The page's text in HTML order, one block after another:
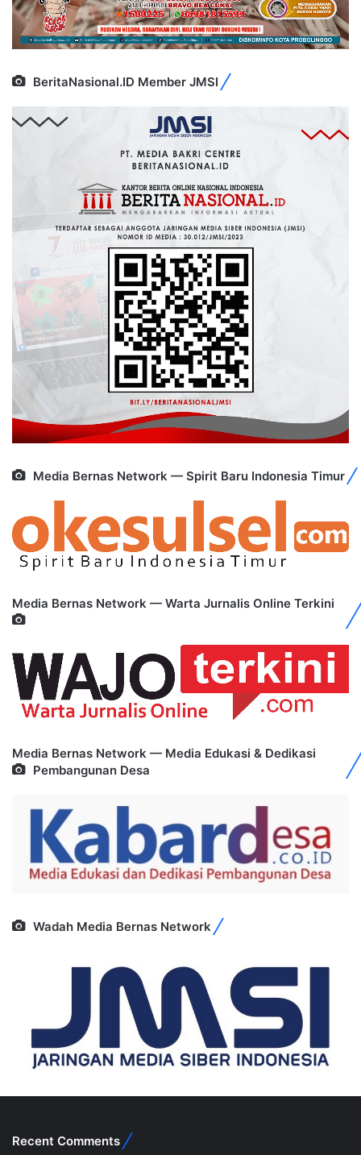
BeritaNasional.ID Member JMSI
Media Bernas Network — Spirit Baru Indonesia Timur
Media Bernas Network — Warta Jurnalis Online Terkini
Media Bernas Network — Media Edukasi & Dedikasi
Pembangunan Desa
Wadah Media Bernas Network
Recent Comments